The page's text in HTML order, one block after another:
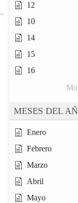
12
10
14
15
16
MESES DEL
Enero
Febrero
Marzo
Abril
Mayo